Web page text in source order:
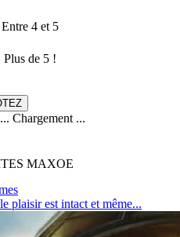
Entre 4 et 5
Plus de 5 !
Chargement ...
MAXOE
plaisir est intact et même...